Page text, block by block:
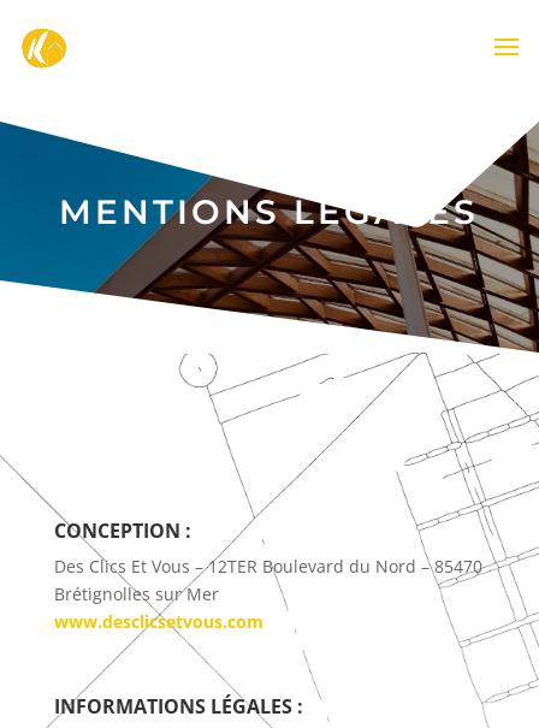
MENTIONS LEGALES
CONCEPTION :
Des Clics Et Vous – 12TER Boulevard du Nord – 85470
Brétignolles sur Mer
www.desclicsetvous.com
INFORMATIONS LÉGALES :